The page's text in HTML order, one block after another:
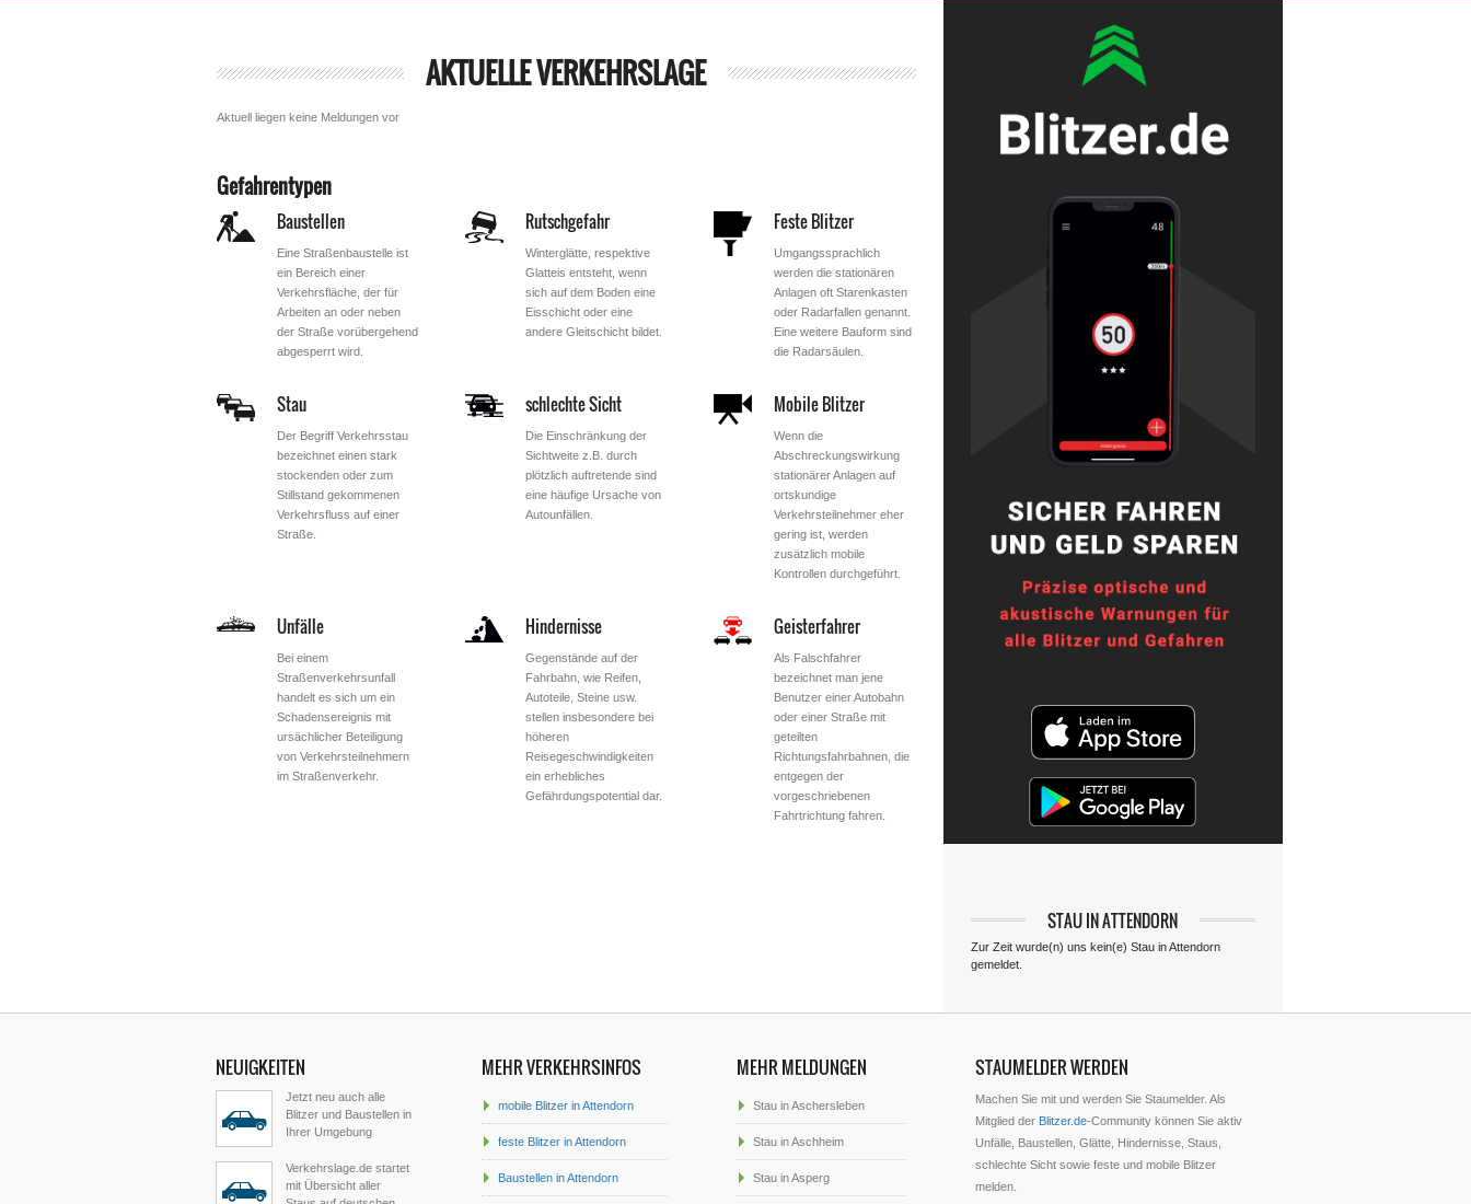
AKTUELLE VERKEHRSLAGE
Aktuell liegen keine Meldungen vor
Gefahrentypen
Baustellen
Eine Straßenbaustelle ist
ein Bereich einer
Verkehrsfläche, der für
Arbeiten an oder neben
der Straße vorübergehend
abgesperrt wird.
Rutschgefahr
Winterglätte, respektive
Glatteis entsteht, wenn
sich auf dem Boden eine
Eisschicht oder eine
andere Gleitschicht bildet.
Feste Blitzer
Umgangssprachlich
werden die stationären
Anlagen oft Starenkasten
oder Radarfallen genannt.
Eine weitere Bauform sind
die Radarsäulen.
Stau
Der Begriff Verkehrsstau
bezeichnet einen stark
stockenden oder zum
Stillstand gekommenen
Verkehrsfluss auf einer
Straße.
schlechte Sicht
Die Einschränkung der
Sichtweite z.B. durch
plötzlich auftretende sind
eine häufige Ursache von
Autounfällen.
Mobile Blitzer
Wenn die
Abschreckungswirkung
stationärer Anlagen auf
ortskundige
Verkehrsteilnehmer eher
gering ist, werden
zusätzlich mobile
Kontrollen durchgeführt.
Unfälle
Bei einem
Straßenverkehrsunfall
handelt es sich um ein
Schadensereignis mit
ursächlicher Beteiligung
von Verkehrsteilnehmern
im Straßenverkehr.
Hindernisse
Gegenstände auf der
Fahrbahn, wie Reifen,
Autoteile, Steine usw.
stellen insbesondere bei
höheren
Reisegeschwindigkeiten
ein erhebliches
Gefährdungspotential dar.
Geisterfahrer
Als Falschfahrer
bezeichnet man jene
Benutzer einer Autobahn
oder einer Straße mit
geteilten
Richtungsfahrbahnen, die
entgegen der
vorgeschriebenen
Fahrtrichtung fahren.
STAU IN ATTENDORN
Zur Zeit wurde(n) uns kein(e) Stau in Attendorn
gemeldet.
NEUIGKEITEN
Jetzt neu auch alle
Blitzer und Baustellen in
Ihrer Umgebung
Verkehrslage.de startet
mit Übersicht aller
MEHR VERKEHRSINFOS
mobile Blitzer in Attendorn
feste Blitzer in Attendorn
Baustellen in Attendorn
MEHR MELDUNGEN
Stau in Aschersleben
Stau in Aschheim
Stau in Asperg
STAUMELDER WERDEN
Machen Sie mit und werden Sie Staumelder. Als
Mitglied der Blitzer.de-Community können Sie aktiv
Unfälle, Baustellen, Glätte, Hindernisse, Staus,
schlechte Sicht sowie feste und mobile Blitzer
melden.